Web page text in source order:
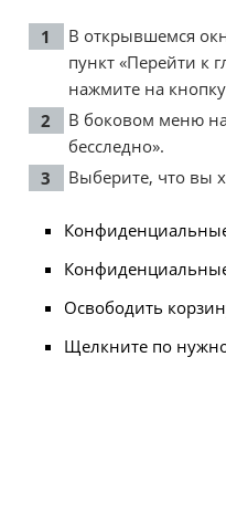
В открывшемся
пункт «Перейти к
нажмите на
В боковом меню
бесследно».
Выберите, что вы
Освободить
Щелкните по